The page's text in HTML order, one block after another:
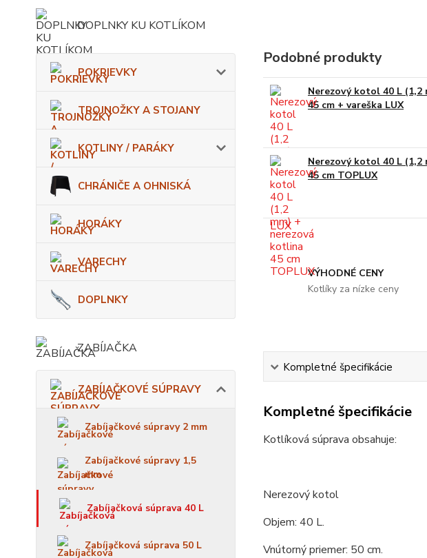
DOPLNKY KU KOTLÍKOM
POKRIEVKY
TROJNOŽKY A STOJANY
KOTLINY / PARÁKY
CHRÁNIČE A OHNISKÁ
HORÁKY
VARECHY
DOPLNKY
ZABÍJAČKA
ZABÍJAČKOVÉ SÚPRAVY
Zabíjačkové súpravy 2 mm
Zabíjačkové súpravy 1,5
mm
Zabíjačková súprava 40 L
Zabíjačková súprava 50 L
Podobné produkty
Nerezový kotol 40 L
45 cm + vareška LUX
Nerezový kotol 40 L
45 cm TOPLUX
VÝHODNÉ CENY
Kotlíky za nízke ceny
Kompletné špecifikácie
Kompletné špecifikácie
Kotlíková súprava obsahuje:
Nerezový kotol
Objem: 40 L.
Vnútorný priemer: 50 cm.